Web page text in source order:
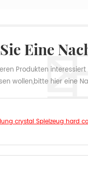
Sie Eine
Produkten
wollen,bitte hier eine
crystal Spielzeug hard